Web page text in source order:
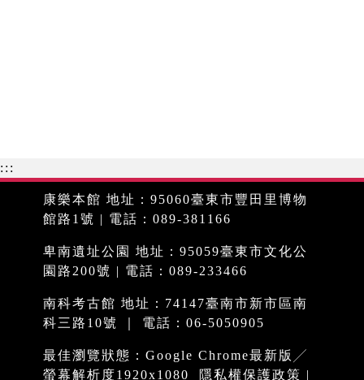
:::
康樂本館 地址：95060臺東市豐田里博物
館路1號 | 電話：089-381166
卑南遺址公園 地址：95059臺東市文化公
園路200號 | 電話：089-233466
南科考古館 地址：74147臺南市新市區南
科三路10號 ｜ 電話：06-5050905
最佳瀏覽狀態：Google Chrome最新版╱
螢幕解析度1920x1080
隱私權保護政策 |